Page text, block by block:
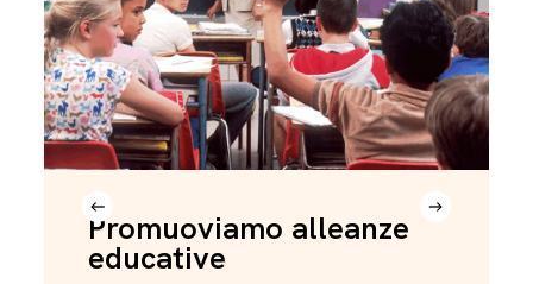
Promuoviamo alleanze
educative